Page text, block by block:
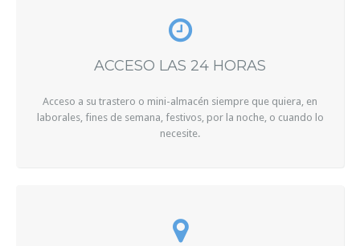
ACCESO LAS 24 HORAS
Acceso a su trastero o mini-almacén siempre que quiera, en
laborales, fines de semana, festivos, por la noche, o cuando lo
necesite.